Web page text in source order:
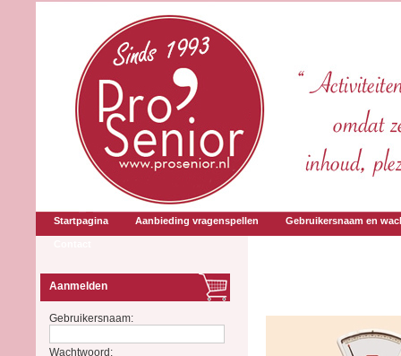
Startpagina Aanbieding vragenspellen Gebruikersnaam en
Aanmelden
Gebruikersnaam:
Wachtwoord: